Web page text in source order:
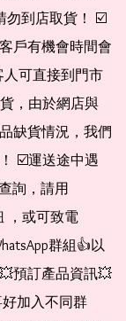
勿到店取貨！ ☑️
戶有機會時間會
可直接到門市
，由於網店與
缺貨情況，我們
☑️運送途中遇
詢，請用
，或可致電
群組👍以
預訂產品資訊💥
加入不同群